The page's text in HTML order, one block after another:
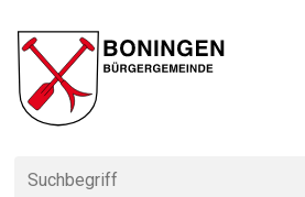
Navigieren in
Suchbegriff